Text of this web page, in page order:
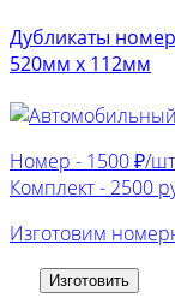
Дубликаты
520мм х 112мм
Номер - 1500 ₽/шт
Комплект - 2500
Изготовим
Изготовить